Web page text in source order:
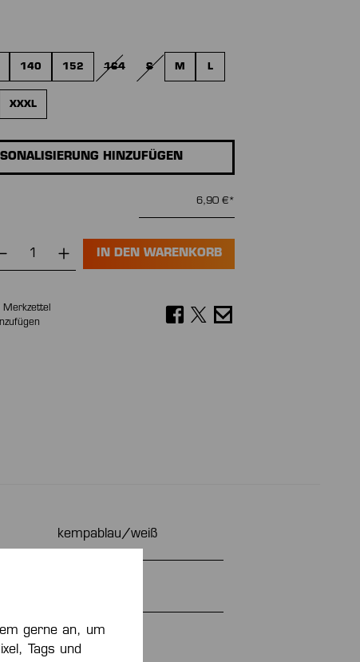
140 152 164
(DIESE OPTION IST ZURZEIT NICHT VERFÜGBAR.)
S M L
XXXL
HINZUFÜGEN
6,90 €*
IN DEN WARENKORB
Merkzettel
kempablau/weiß
Ja
gerne an, um
Tags und